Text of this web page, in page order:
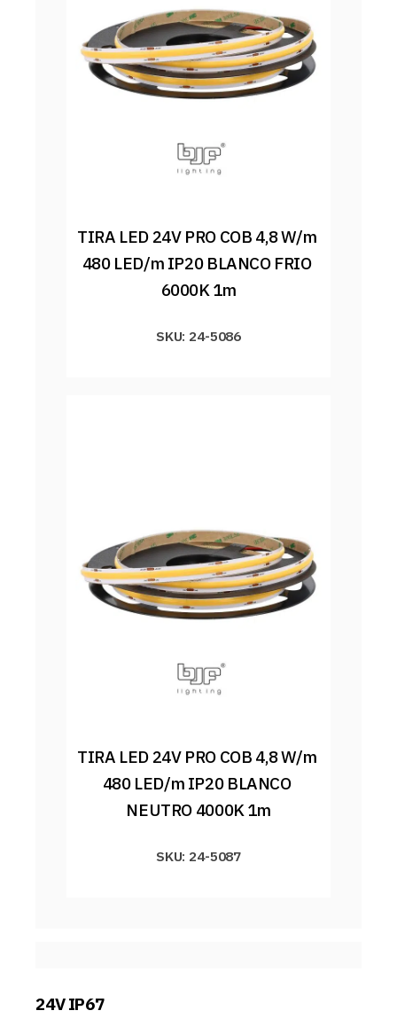
TIRA LED 24V PRO COB 4,8 W/m
480 LED/m IP20 BLANCO FRIO
6000K 1m
SKU: 24-5086
TIRA LED 24V PRO COB 4,8 W/m
480 LED/m IP20 BLANCO
NEUTRO 4000K 1m
SKU: 24-5087
24V IP67